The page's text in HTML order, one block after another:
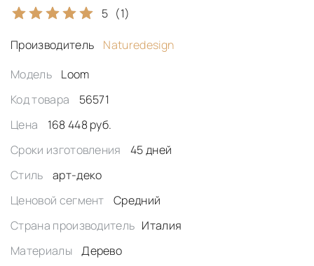
5 (1)
Производитель
Naturedesign
Модель
Loom
Код товара
56571
Цена
168 448 руб.
Сроки изготовления
45 дней
Стиль
арт-деко
Ценовой сегмент
Средний
Страна производитель Италия
Материалы
Дерево